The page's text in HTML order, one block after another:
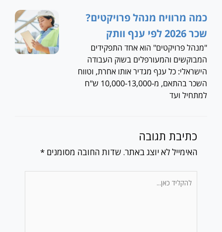
כמה מרוויח מנהל פרויקטים?
שכר 2026 לפי ענף וותק
"מנהל פרויקטים" הוא אחד התפקידים
המבוקשים והמעורפלים בשוק העבודה
הישראלי: כל ענף מגדיר אותו אחרת, וטווח
השכר בהתאם, מ-10,000-13,000 ש"ח
למתחיל ועד
כתיבת תגובה
האימייל לא יוצג באתר. שדות החובה מסומנים *
להקליד
כאן...